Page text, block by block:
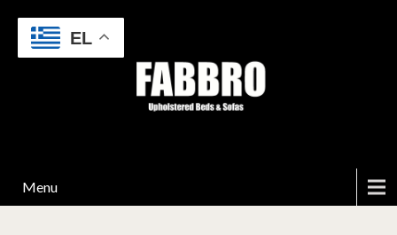
Menu
EL